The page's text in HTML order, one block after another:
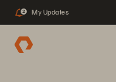
2 My Updates